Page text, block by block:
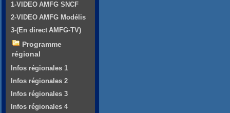
1-VIDEO AMFG SNCF
2-VIDEO AMFG Modélis
3-(En direct AMFG-TV)
Programme
régional
Infos régionales 1
Infos régionales 2
Infos régionales 3
Infos régionales 4